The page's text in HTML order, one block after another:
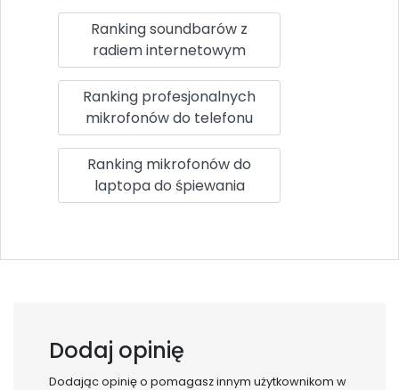
Ranking soundbarów z
radiem internetowym
Ranking profesjonalnych
mikrofonów do telefonu
Ranking mikrofonów do
laptopa do śpiewania
Dodaj opinię
Dodając opinię o pomagasz innym użytkownikom w